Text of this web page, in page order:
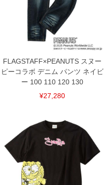
FLAGSTAFF×PEANUTS スヌー
ピーコラボ デニム パンツ ネイビ
ー 100 110 120 130
¥27,280